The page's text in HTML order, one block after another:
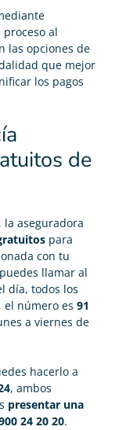
al
las opciones de
que mejor
los pagos
de
, la aseguradora
para
con tu
llamar al
día, todos los
, el número es 91
a viernes de
hacerlo a
, ambos
presentar una
24 20 20.